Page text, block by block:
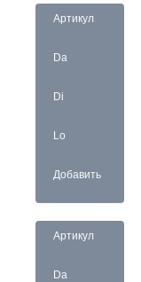
Артикул
Da
Di
Lo
Добавить
Артикул
Da